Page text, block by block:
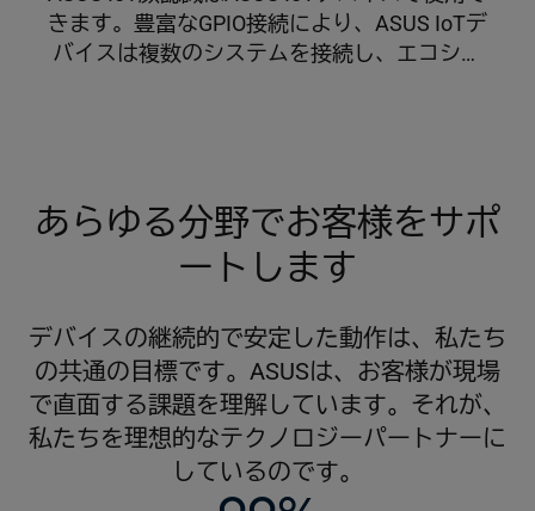
きます。豊富なGPIO接続により、ASUS IoTデ
バイスは複数のシステムを接続し、エコシス
あらゆる分野でお客様をサポ
ートします
デバイスの継続的で安定した動作は、私たち
の共通の目標です。ASUSは、お客様が現場
で直面する課題を理解しています。それが、
私たちを理想的なテクノロジーパートナーに
しているのです。